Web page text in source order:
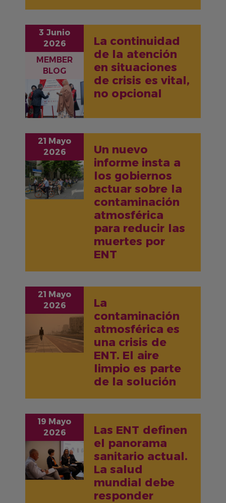
3 Junio
2026
MEMBER
BLOG
IMAGEN
La continuidad
de la atención
en situaciones
de crisis es vital,
no opcional
21 Mayo
2026
IMAGEN
Un nuevo
informe insta a
los gobiernos
actuar sobre la
contaminación
atmosférica
para reducir las
muertes por
ENT
21 Mayo
2026
La
contaminación
atmosférica es
una crisis de
ENT. El aire
limpio es parte
de la solución
19 Mayo
2026
IMAGEN
Las ENT definen
el panorama
sanitario actual.
La salud
mundial debe
responder